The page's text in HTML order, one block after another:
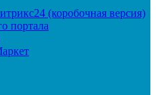
(коробочная версия)
портала